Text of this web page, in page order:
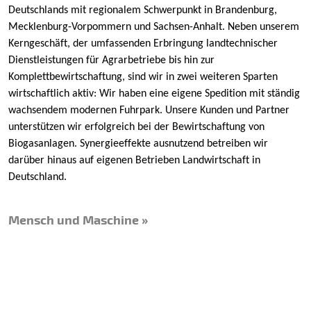
Deutschlands mit regionalem Schwerpunkt in Brandenburg,
Mecklenburg-Vorpommern und Sachsen-Anhalt. Neben unserem
Kerngeschäft, der umfassenden Erbringung landtechnischer
Dienstleistungen für Agrarbetriebe bis hin zur
Komplettbewirtschaftung, sind wir in zwei weiteren Sparten
wirtschaftlich aktiv: Wir haben eine eigene Spedition mit ständig
wachsendem modernen Fuhrpark. Unsere Kunden und Partner
unterstützen wir erfolgreich bei der Bewirtschaftung von
Biogasanlagen. Synergieeffekte ausnutzend betreiben wir
darüber hinaus auf eigenen Betrieben Landwirtschaft in
Deutschland.
Mensch und Maschine